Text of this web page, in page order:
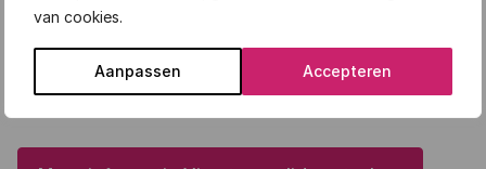
van cookies.
Aanpassen Accepteren
worden van Vierstroom Ledenservice. Klik op de knop
Heb je nog meer vragen? Dan kun je altijd bellen met
één van onzeledenconsulenten via088 0900 400